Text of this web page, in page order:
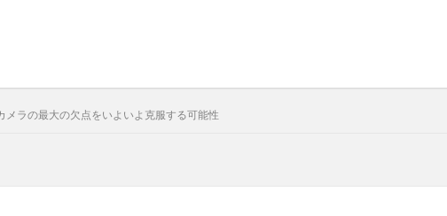
メラの最大の欠点をいよいよ克服する可能性